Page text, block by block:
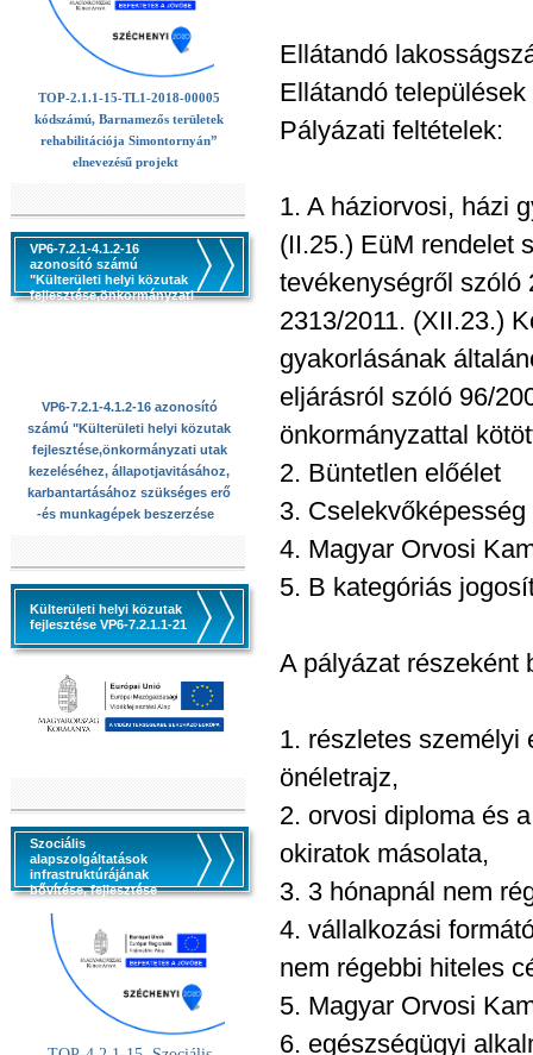
TOP-2.1.1-15-TL1-2018-00005
kódszámú, Barnamezős területek
rehabilitációja Simontornyán”
elnevezésű projekt
VP6-7.2.1-4.1.2-16
azonosító számú
"Külterületi helyi közutak
fejlesztése,önkormányzati
VP6-7.2.1-4.1.2-16 azonosító
számú "Külterületi helyi közutak
fejlesztése,önkormányzati utak
kezeléséhez, állapotjavitásához,
karbantartásához szükséges erő
-és munkagépek beszerzése
Külterületi helyi közutak
fejlesztése VP6-7.2.1.1-21
Szociális
alapszolgáltatások
infrastruktúrájának
bővítése, fejlesztése
Ellátandó
Ellátandó
Pályázati feltételek:
1. A háziorvosi, házi
(II.25.) EüM rendelet
tevékenységről szóló
2313/2011. (XII.23.)
gyakorlásának
eljárásról szóló 96/
önkormányzattal
2. Büntetlen előélet
3. Cselekvőképesség
4. Magyar Orvosi
5. B kategóriás
A pályázat részeként
1. részletes személyi
önéletrajz,
2. orvosi diploma és
okiratok másolata,
3. 3 hónapnál nem
4. vállalkozási
nem régebbi hiteles
5. Magyar Orvosi
6. egészségügyi